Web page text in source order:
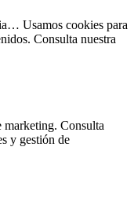
Usamos cookies para
Consulta nuestra
marketing. Consulta
y gestión de